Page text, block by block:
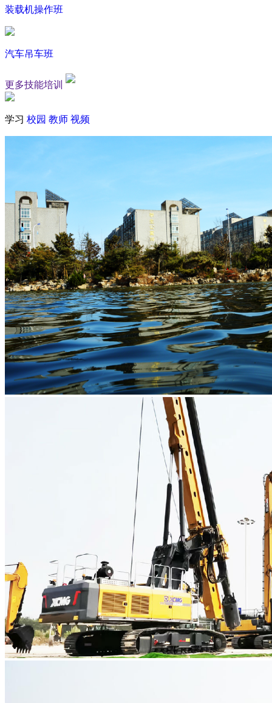
装载机操作班
汽车吊车班
更多技能培训
学习 校园 教师 视频